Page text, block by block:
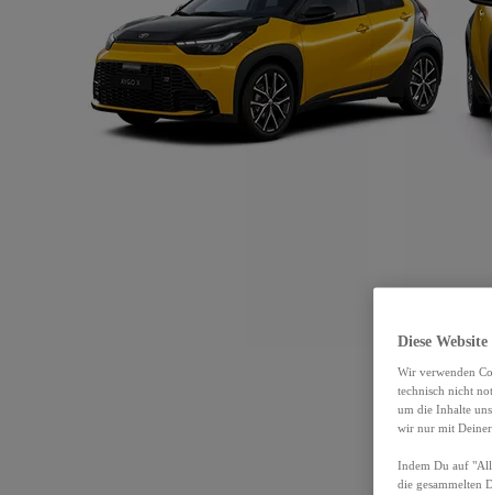
Diese
Wir verwenden
technisch nicht
um die Inhalte
wir nur mit
Indem Du auf
die gesammelten